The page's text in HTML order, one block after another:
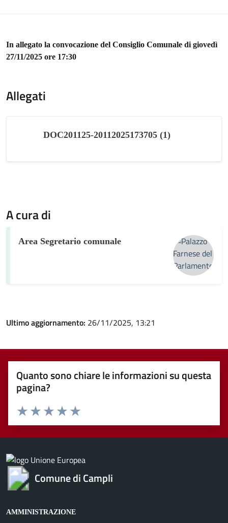
In allegato la convocazione del Consiglio Comunale di giovedì
27/11/2025 ore 17:30
Allegati
DOC201125-20112025173705 (1)
A cura di
Area Segretario comunale
Ultimo aggiornamento: 26/11/2025, 13:21
Quanto sono chiare le informazioni su questa
pagina?
Valuta 5 stelle su 5
Valuta 4 stelle su 5
Valuta 3 stelle su 5
Valuta 2 stelle su 5
Valuta 1 stelle su 5
Comune di Campli
AMMINISTRAZIONE